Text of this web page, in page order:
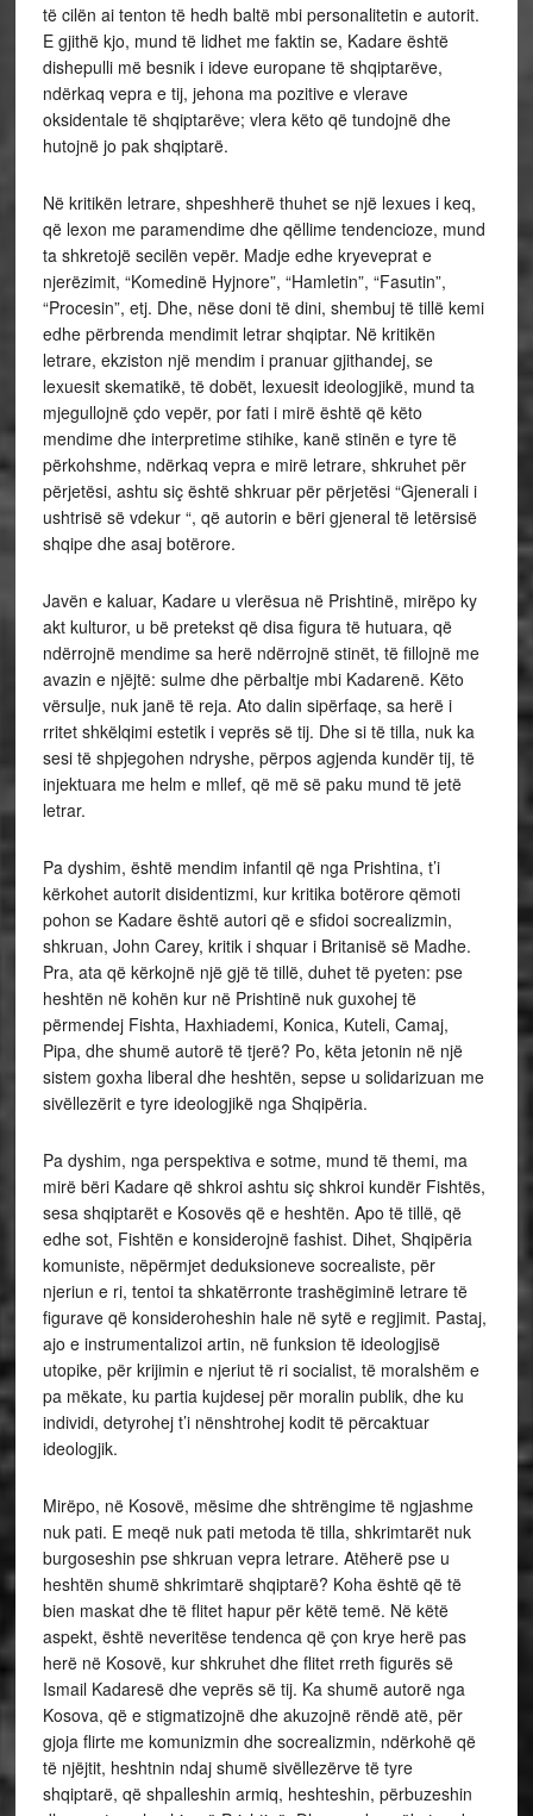
të cilën ai tenton të hedh baltë mbi personalitetin e autorit.
E gjithë kjo, mund të lidhet me faktin se, Kadare është
dishepulli më besnik i ideve europane të shqiptarëve,
ndërkaq vepra e tij, jehona ma pozitive e vlerave
oksidentale të shqiptarëve; vlera këto që tundojnë dhe
hutojnë jo pak shqiptarë.
Në kritikën letrare, shpeshherë thuhet se një lexues i keq,
që lexon me paramendime dhe qëllime tendencioze, mund
ta shkretojë secilën vepër. Madje edhe kryeveprat e
njerëzimit, “Komedinë Hyjnore”, “Hamletin”, “Fasutin”,
“Procesin”, etj. Dhe, nëse doni të dini, shembuj të tillë kemi
edhe përbrenda mendimit letrar shqiptar. Në kritikën
letrare, ekziston një mendim i pranuar gjithandej, se
lexuesit skematikë, të dobët, lexuesit ideologjikë, mund ta
mjegullojnë çdo vepër, por fati i mirë është që këto
mendime dhe interpretime stihike, kanë stinën e tyre të
përkohshme, ndërkaq vepra e mirë letrare, shkruhet për
përjetësi, ashtu siç është shkruar për përjetësi “Gjenerali i
ushtrisë së vdekur “, që autorin e bëri gjeneral të letërsisë
shqipe dhe asaj botërore.
Javën e kaluar, Kadare u vlerësua në Prishtinë, mirëpo ky
akt kulturor, u bë pretekst që disa figura të hutuara, që
ndërrojnë mendime sa herë ndërrojnë stinët, të fillojnë me
avazin e njëjtë: sulme dhe përbaltje mbi Kadarenë. Këto
vërsulje, nuk janë të reja. Ato dalin sipërfaqe, sa herë i
rritet shkëlqimi estetik i veprës së tij. Dhe si të tilla, nuk ka
sesi të shpjegohen ndryshe, përpos agjenda kundër tij, të
injektuara me helm e mllef, që më së paku mund të jetë
letrar.
Pa dyshim, është mendim infantil që nga Prishtina, t’i
kërkohet autorit disidentizmi, kur kritika botërore qëmoti
pohon se Kadare është autori që e sfidoi socrealizmin,
shkruan, John Carey, kritik i shquar i Britanisë së Madhe.
Pra, ata që kërkojnë një gjë të tillë, duhet të pyeten: pse
heshtën në kohën kur në Prishtinë nuk guxohej të
përmendej Fishta, Haxhiademi, Konica, Kuteli, Camaj,
Pipa, dhe shumë autorë të tjerë? Po, këta jetonin në një
sistem goxha liberal dhe heshtën, sepse u solidarizuan me
sivëllezërit e tyre ideologjikë nga Shqipëria.
Pa dyshim, nga perspektiva e sotme, mund të themi, ma
mirë bëri Kadare që shkroi ashtu siç shkroi kundër Fishtës,
sesa shqiptarët e Kosovës që e heshtën. Apo të tillë, që
edhe sot, Fishtën e konsiderojnë fashist. Dihet, Shqipëria
komuniste, nëpërmjet deduksioneve socrealiste, për
njeriun e ri, tentoi ta shkatërronte trashëgiminë letrare të
figurave që konsideroheshin hale në sytë e regjimit. Pastaj,
ajo e instrumentalizoi artin, në funksion të ideologjisë
utopike, për krijimin e njeriut të ri socialist, të moralshëm e
pa mëkate, ku partia kujdesej për moralin publik, dhe ku
individi, detyrohej t’i nënshtrohej kodit të përcaktuar
ideologjik.
Mirëpo, në Kosovë, mësime dhe shtrëngime të ngjashme
nuk pati. E meqë nuk pati metoda të tilla, shkrimtarët nuk
burgoseshin pse shkruan vepra letrare. Atëherë pse u
heshtën shumë shkrimtarë shqiptarë? Koha është që të
bien maskat dhe të flitet hapur për këtë temë. Në këtë
aspekt, është neveritëse tendenca që çon krye herë pas
herë në Kosovë, kur shkruhet dhe flitet rreth figurës së
Ismail Kadaresë dhe veprës së tij. Ka shumë autorë nga
Kosova, që e stigmatizojnë dhe akuzojnë rëndë atë, për
gjoja flirte me komunizmin dhe socrealizmin, ndërkohë që
të njëjtit, heshtnin ndaj shumë sivëllezërve të tyre
shqiptarë, që shpalleshin armiq, heshteshin, përbuzeshin